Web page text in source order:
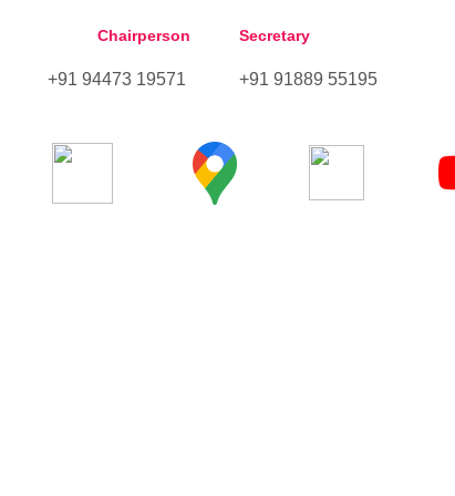
Chairperson
+91 94473 19571
Secretary
+91 91889 55195